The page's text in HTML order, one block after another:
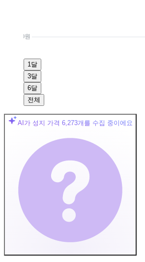
0원
1달
3달
6달
전체
AI가 성지 가격 6,273개를 수집 중이에요